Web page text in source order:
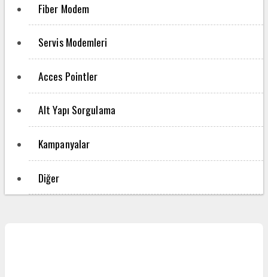
Fiber Modem
Servis Modemleri
Acces Pointler
Alt Yapı Sorgulama
Kampanyalar
Diğer